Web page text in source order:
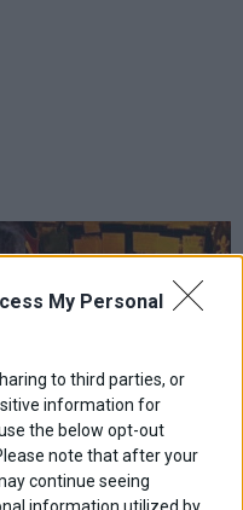
My Personal
to third parties, or
information for
the below opt-out
note that after your
continue seeing